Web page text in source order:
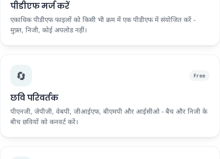
पीडीएफ मर्ज करें
एकाधिक पीडीएफ फाइलों को किसी भी क्रम में एक पीडीएफ में संयोजित करें -
मुफ़्त, निजी, कोई अपलोड नहीं।
🔄 Free
छवि परिवर्तक
पीएनजी, जेपीजी, वेबपी, जीआईएफ, बीएमपी और आईसीओ - बैच और निजी के
बीच छवियों को कनवर्ट करें।